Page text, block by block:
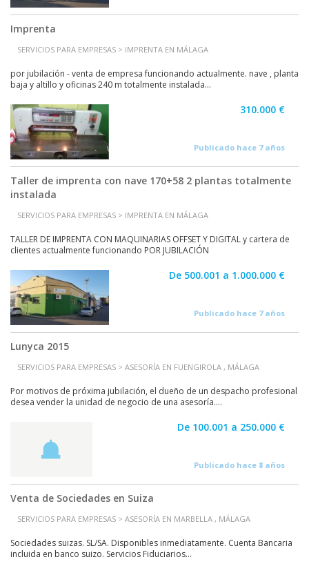
Imprenta
SERVICIOS PARA EMPRESAS > IMPRENTA EN MÁLAGA
por jubilación - venta de empresa funcionando actualmente. nave , planta
baja y altillo y oficinas 240 m totalmente instalada...
310.000 €
Publicado hace 7 años
Taller de imprenta con nave 170+58 2 plantas totalmente
instalada
SERVICIOS PARA EMPRESAS > IMPRENTA EN MÁLAGA
TALLER DE IMPRENTA CON MAQUINARIAS OFFSET Y DIGITAL y cartera de
clientes actualmente funcionando POR JUBILACIÓN
De 500.001 a 1.000.000 €
Publicado hace 7 años
Lunyca 2015
SERVICIOS PARA EMPRESAS > ASESORÍA EN FUENGIROLA , MÁLAGA
Por motivos de próxima jubilación, el dueño de un despacho profesional
desea vender la unidad de negocio de una asesoría....
De 100.001 a 250.000 €
Publicado hace 8 años
Venta de Sociedades en Suiza
SERVICIOS PARA EMPRESAS > ASESORÍA EN MARBELLA , MÁLAGA
Sociedades suizas. SL/SA. Disponibles inmediatamente. Cuenta Bancaria
incluida en banco suizo. Servicios Fiduciarios...